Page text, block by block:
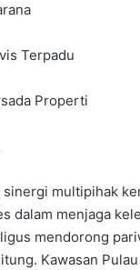
Terpadu
Properti
multipihak
dalam menjaga
mendorong
Kawasan